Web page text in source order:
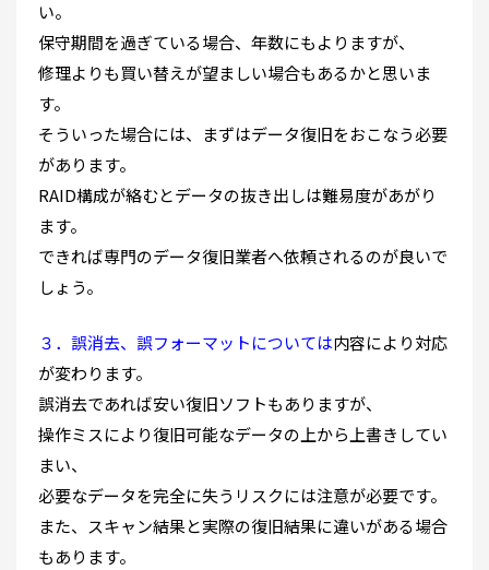
い。
保守期間を過ぎている場合、年数にもよりますが、
修理よりも買い替えが望ましい場合もあるかと思いま
す。
そういった場合には、まずはデータ復旧をおこなう必要
があります。
RAID構成が絡むとデータの抜き出しは難易度があがり
ます。
できれば専門のデータ復旧業者へ依頼されるのが良いで
しょう。
３．誤消去、誤フォーマットについては内容により対応
が変わります。
誤消去であれば安い復旧ソフトもありますが、
操作ミスにより復旧可能なデータの上から上書きしてい
まい、
必要なデータを完全に失うリスクには注意が必要です。
また、スキャン結果と実際の復旧結果に違いがある場合
もあります。